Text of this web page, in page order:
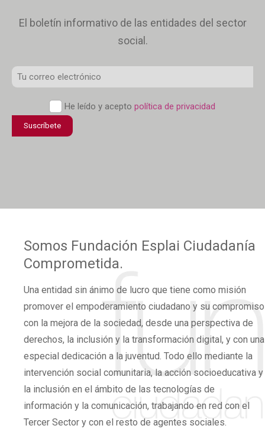
El boletín informativo de las entidades del sector
social.
Correo
confidencialidad
He leído y acepto política de privacidad
Suscríbete
Somos Fundación Esplai Ciudadanía
Comprometida.
Una entidad sin ánimo de lucro que tiene como misión
promover el empoderamiento ciudadano y su compromiso
con la mejora de la sociedad, desde una perspectiva de
derechos, la inclusión y la transformación digital, y con una
especial dedicación a la juventud. Todo ello mediante la
intervención social comunitaria, la acción socioeducativa y
la inclusión en el ámbito de las tecnologías de
información y la comunicación, trabajando en red con el
Tercer Sector y con el resto de agentes sociales.